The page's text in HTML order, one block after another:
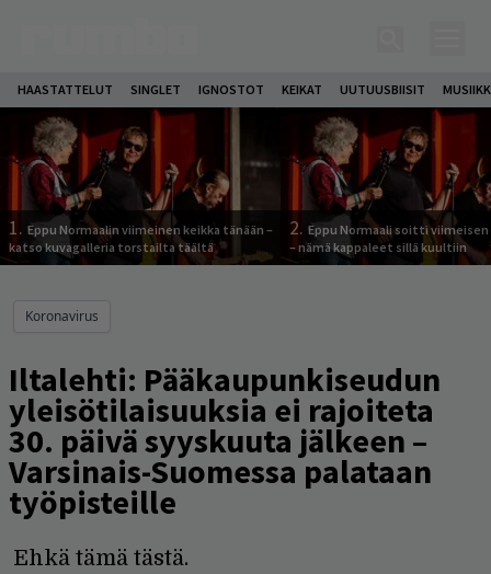
HAASTATTELUT SINGLET IGNOSTOT KEIKAT UUTUUSBIISIT
1. Eppu Normaalin viimeinen keikka tänään –
katso kuvagalleria torstailta täältä
2. Eppu Normaali soitti viimeisen
– nämä kappaleet sillä kuultiin
Koronavirus
Iltalehti: Pääkaupunkiseudun
yleisötilaisuuksia ei rajoiteta
30. päivä syyskuuta jälkeen –
Varsinais-Suomessa palataan
työpisteille
Ehkä tämä tästä.